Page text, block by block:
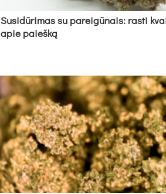
Su­si­dū­ri­mas su pa­rei­gū­nais: ras­ti
apie paieš­ką